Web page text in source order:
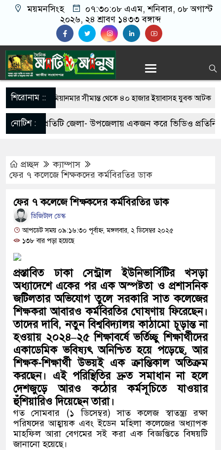
ময়মনসিংহ ০৭:৩০:০৮ এএম, শনিবার, ০৮ অগাস্ট
২০২৬, ২৪ শ্রাবণ ১৪৩৩ বঙ্গাব্দ
শিরোনাম ::মিয়ানমার সীমান্ত থেকে ৪০ হাজার ইয়াবাসহ যুবক আটক
সামাজিক অপরাধ প্রতিরোধে কেন্দুয়ায় আলোচনা সভা: সবাইকে
নেত্রকোনায় অগ্নিকাণ্ডে ক্ষতিগ্রস্ত এলাকা পরিদর্শনে জেলা প্রশাসক
শাস্তির বদলে সাভারের ওসি পদে মেহেরপুরের সাবেক কর্মকর্তা,
ক্ষোভে ফেটে পড়েছে মেহেরপুরবাসী
দিনাজপুর পলিটেকনিক ইনস্টিটিউটের হীরক জয়ন্তী: পুনর্মিলনী
নিবন্ধনের আনুষ্ঠানিক উদ্বোধন
পূর্বধলায় কেন্দ্রীয় মন্দিরের ৭১ সদস্যের পূর্ণাঙ্গ কমিটি ঘোষণা:
পরিচিতি সভায় দায়িত্ব হস্তান্তর
বিজয়নগরে বালুবাহী ট্রাকে ১ কোটি ১৪ লাখ টাকার ভারতীয়
জব্দ, আটক ১
পূর্বধলায় মসজিদে মাদক, জুয়া ও কিশোর গ্যাংবিরোধী
সচেতনতামূলক সভা
নওগাঁসহ দেশজুড়ে নকল ‘প্যারাসুট’ নারিকেল তেল বিক্রির
স্বাস্থ্যঝুঁকি এড়াতে সতর্ক থাকার আহ্বান
নোটিশ :প্রতিটি জেলা- উপজেলায় একজন করে ভিডিও প্রতিনিধি
matiomanuss@gmail.com. Mobile No- 017-
প্রচ্ছদ
ক্যাম্পাস
ফের ৭ কলেজে শিক্ষকদের কর্মবিরতির ডাক
ফের ৭ কলেজে শিক্ষকদের কর্মবিরতির ডাক
ডিজিটাল ডেস্ক
আপডেট সময় ০৯:১৬:৩০ পূর্বাহ্ন, মঙ্গলবার, ২ ডিসেম্বর ২০২৫
১৩৮ বার পড়া হয়েছে
প্রস্তাবিত ঢাকা সেন্ট্রাল ইউনিভার্সিটির খসড়া
অধ্যাদেশে একের পর এক অস্পষ্টতা ও প্রশাসনিক
জটিলতার অভিযোগ তুলে সরকারি সাত কলেজের
শিক্ষকরা আবারও কর্মবিরতির ঘোষণায় ফিরেছেন।
তাদের দাবি, নতুন বিশ্ববিদ্যালয় কাঠামো চূড়ান্ত না
হওয়ায় ২০২৪–২৫ শিক্ষাবর্ষে ভর্তিচ্ছু শিক্ষার্থীদের
একাডেমিক ভবিষ্যৎ অনিশ্চিত হয়ে পড়েছে, আর
শিক্ষক-শিক্ষার্থী উভয়ই এক ক্রান্তিকাল অতিক্রম
করছেন। এই পরিস্থিতির দ্রুত সমাধান না হলে
দেশজুড়ে আরও কঠোর কর্মসূচিতে যাওয়ার
হুঁশিয়ারিও দিয়েছেন তারা।
গত সোমবার (১ ডিসেম্বর) সাত কলেজ স্বাতন্ত্র্য রক্ষা
পরিষদের আহ্বায়ক এবং ইডেন মহিলা কলেজের অধ্যাপক
মাহফিল আরা বেগমের সই করা এক বিজ্ঞপ্তিতে বিষয়টি
জানানো হয়েছে।